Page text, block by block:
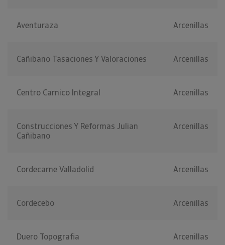
Aventuraza Arcenillas
Cañibano Tasaciones Y Valoraciones Arcenillas
Centro Carnico Integral Arcenillas
Construcciones Y Reformas Julian
Cañibano
Arcenillas
Cordecarne Valladolid Arcenillas
Cordecebo Arcenillas
Duero Topografia Arcenillas